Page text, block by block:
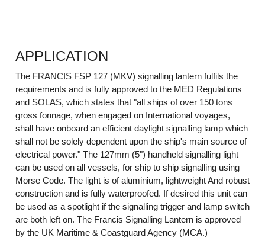
Dixon Valve
Doctor Led Vietnam
DOLD - Autho ANS
Dold Vietnam
Dongdo Tech
Donghwa Valve
Dongkun
Dosing Pump
DR. NEUMANN Peltier-Technik
Driesen Kern
APPLICATION
The FRANCIS FSP 127 (MKV) signalling lantern fulfils the
requirements and is fully approved to the MED Regulations
and SOLAS, which states that "all ships of over 150 tons
gross fonnage, when engaged on International voyages,
shall have onboard an efficient daylight signalling lamp which
shall not be solely dependent upon the ship's main source of
electrical power." The 127mm (5") handheld signalling light
can be used on all vessels, for ship to ship signalling using
Morse Code. The light is of aluminium, lightweight And robust
construction and is fully waterproofed. If desired this unit can
be used as a spotlight if the signalling trigger and lamp switch
are both left on. The Francis Signalling Lantern is approved
by the UK Maritime & Coastguard Agency (MCA.)